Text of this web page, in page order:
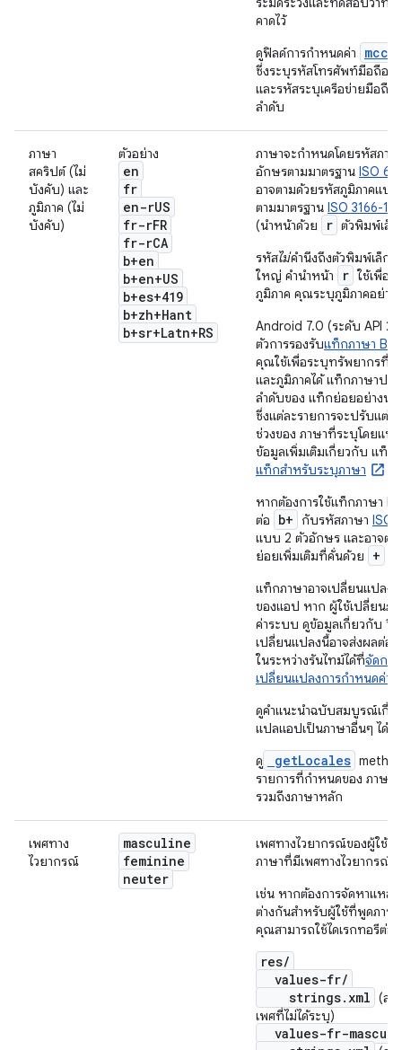
คาดไว้
ดูฟิลด์การกำหนดค่า
mcc
ซึ่งระบุรหัสโทรศัพท์มือถือข
และรหัสระบุเครือข่ายมือถื
ลำดับ
ภาษา
สคริปต์ (ไม่
บังคับ) และ
ภูมิภาค (ไม่
บังคับ)
ตัวอย่าง
en
fr
en-rUS
fr-rFR
fr-rCA
b+en
b+en+US
b+es+419
b+zh+Hant
b+sr+Latn+RS
ภาษาจะกำหนดโดยรหัสภา
อักษรตามมาตรฐาน ISO
อาจตามด้วยรหัสภูมิภาคแบ
ตามมาตรฐาน ISO 3166-1-
(นำหน้าด้วย
r ตัวพิมพ์เล็ก
รหัสไม่คำนึงถึงตัวพิมพ์เล็ก
ใหญ่ คำนำหน้า
r ใช้เพื่อ
ภูมิภาค คุณระบุภูมิภาคอย่างเ
Android 7.0 (ระดับ API
ตัวการรองรับแท็กภาษา
คุณใช้เพื่อระบุทรัพยากรที่เจ
และภูมิภาคได้ แท็กภาษาปร
ลำดับของ แท็กย่อยอย่างน้อ
ซึ่งแต่ละรายการจะปรับแต่ง
ช่วงของ ภาษาที่ระบุโดยแท็
ข้อมูลเพิ่มเติมเกี่ยวกับ แท็ก
แท็กสำหรับระบุภาษา
หากต้องการใช้แท็กภาษา
ต่อ
b+ กับรหัสภาษา ISO
แบบ 2 ตัวอักษร และอาจต
ย่อยเพิ่มเติมที่คั่นด้วย
+
แท็กภาษาอาจเปลี่ยนแปลงไ
ของแอป หาก ผู้ใช้เปลี่ยนภา
ค่าระบบ ดูข้อมูลเกี่ยวกับ วิ
เปลี่ยนแปลงนี้อาจส่งผลต่อ
ในระหว่างรันไทม์ได้ที่จัดการ
เปลี่ยนแปลงการกำหนดค่า
ดูคำแนะนำฉบับสมบูรณ์เกี่ย
แปลแอปเป็นภาษาอื่นๆ ได้ที่
ดู
getLocales
รายการที่กำหนดของ ภาษา
รวมถึงภาษาหลัก
เพศทาง
ไวยากรณ์
masculine
feminine
neuter
เพศทางไวยากรณ์ของผู้ใช้
ภาษาที่มีเพศทางไวยากรณ์
เช่น หากต้องการจัดหาแหล่
ต่างกันสำหรับผู้ใช้ที่พูดภาษา
คุณสามารถใช้ไดเรกทอรีต่อ
res/
values-fr/
strings.xml (สต
เพศที่ไม่ได้ระบุ)
values-fr-